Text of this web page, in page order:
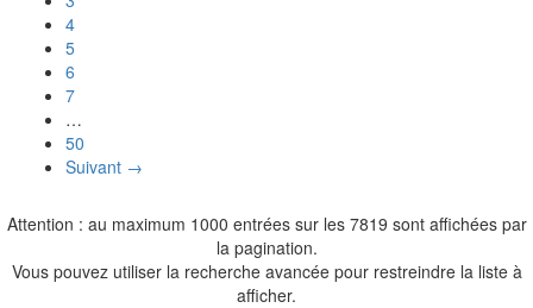
4
5
6
7
…
50
Suivant →
Attention : au maximum 1000 entrées sur les 7819 sont affichées par
la pagination.
Vous pouvez utiliser la recherche avancée pour restreindre la liste à
afficher.